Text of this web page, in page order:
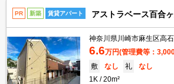
PR 新築 賃貸アパート アストラベース百合
神奈川県川崎市麻生区高
6.6万円(管理費等：
敷
なし 礼
なし
1K
20m²